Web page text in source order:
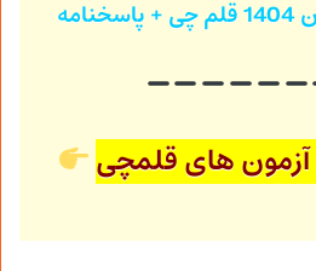
قلم چی + پاسخنامه
آزمون های قلمچی